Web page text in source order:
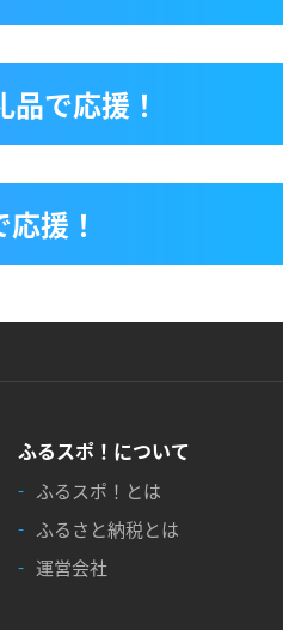
で応援！
援！
ふるスポ！について
ふるスポ！とは
ふるさと納税とは
運営会社